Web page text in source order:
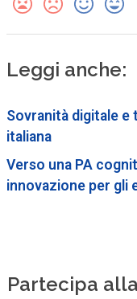
Leggi anche:
Sovranità digitale e
italiana
Verso una PA
innovazione per gli
Partecipa